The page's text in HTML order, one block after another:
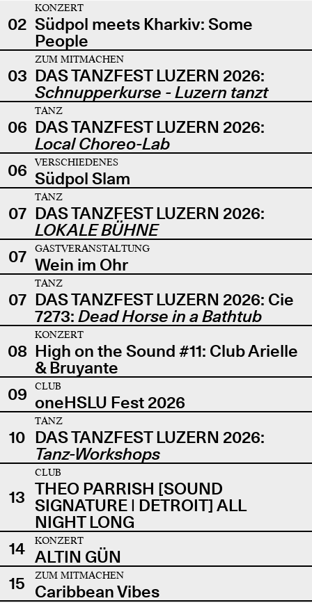
02
KONZERT
Südpol meets Kharkiv: Some
People
03
ZUM MITMACHEN
DAS TANZFEST LUZERN 2026:
Schnupperkurse - Luzern tanzt
06
TANZ
DAS TANZFEST LUZERN 2026:
Local Choreo-Lab
06
VERSCHIEDENES
Südpol Slam
07
TANZ
DAS TANZFEST LUZERN 2026:
LOKALE BÜHNE
07
GASTVERANSTALTUNG
Wein im Ohr
07
TANZ
DAS TANZFEST LUZERN 2026: Cie
7273: Dead Horse in a Bathtub
08
KONZERT
High on the Sound #11: Club Arielle
& Bruyante
09
CLUB
oneHSLU Fest 2026
10
TANZ
DAS TANZFEST LUZERN 2026:
Tanz-Workshops
13
CLUB
THEO PARRISH [SOUND
SIGNATURE | DETROIT] ALL
NIGHT LONG
14
KONZERT
ALTIN GÜN
15
ZUM MITMACHEN
Caribbean Vibes